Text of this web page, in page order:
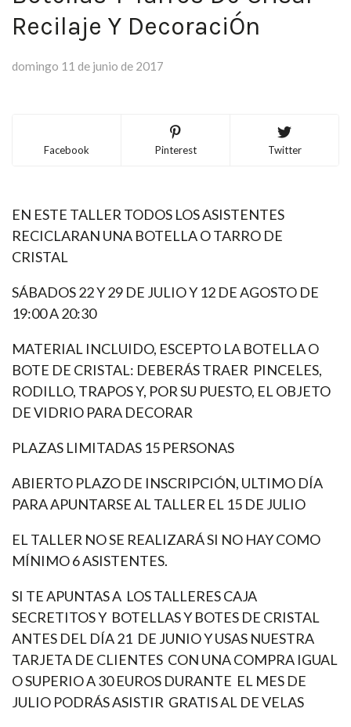
Recilaje Y DecoraciÓn
domingo 11 de junio de 2017
Facebook Pinterest Twitter
EN ESTE TALLER TODOS LOS ASISTENTES
RECICLARAN UNA BOTELLA O TARRO DE
CRISTAL
SÁBADOS 22 Y 29 DE JULIO Y 12 DE AGOSTO DE
19:00 A 20:30
MATERIAL INCLUIDO, ESCEPTO LA BOTELLA O
BOTE DE CRISTAL: DEBERÁS TRAER PINCELES,
RODILLO, TRAPOS Y, POR SU PUESTO, EL OBJETO
DE VIDRIO PARA DECORAR
PLAZAS LIMITADAS 15 PERSONAS
ABIERTO PLAZO DE INSCRIPCIÓN, ULTIMO DÍA
PARA APUNTARSE AL TALLER EL 15 DE JULIO
EL TALLER NO SE REALIZARÁ SI NO HAY COMO
MÍNIMO 6 ASISTENTES.
SI TE APUNTAS A LOS TALLERES CAJA
SECRETITOS Y BOTELLAS Y BOTES DE CRISTAL
ANTES DEL DÍA 21 DE JUNIO Y USAS NUESTRA
TARJETA DE CLIENTES CON UNA COMPRA IGUAL
O SUPERIO A 30 EUROS DURANTE EL MES DE
JULIO PODRÁS ASISTIR GRATIS AL DE VELAS